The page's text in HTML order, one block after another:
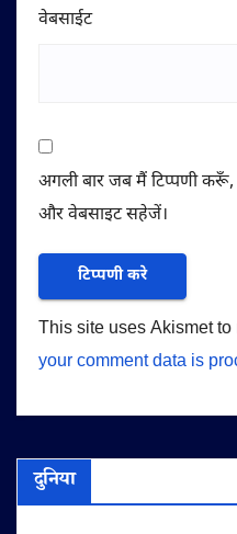
वेबसाईट
अगली बार जब मैं टिप्पणी करूँ,
और वेबसाइट सहेजें।
This site uses Akismet to
your comment data is
दुनिया